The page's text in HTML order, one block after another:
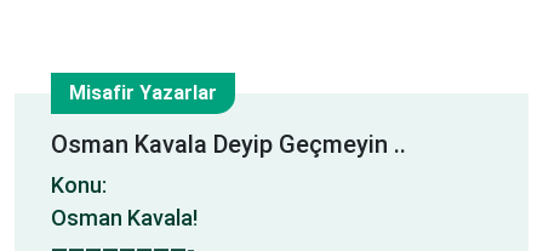
26
Ağu
Misafir Yazarlar
Osman Kavala Deyip Geçmeyin ..
Konu:
Osman Kavala!